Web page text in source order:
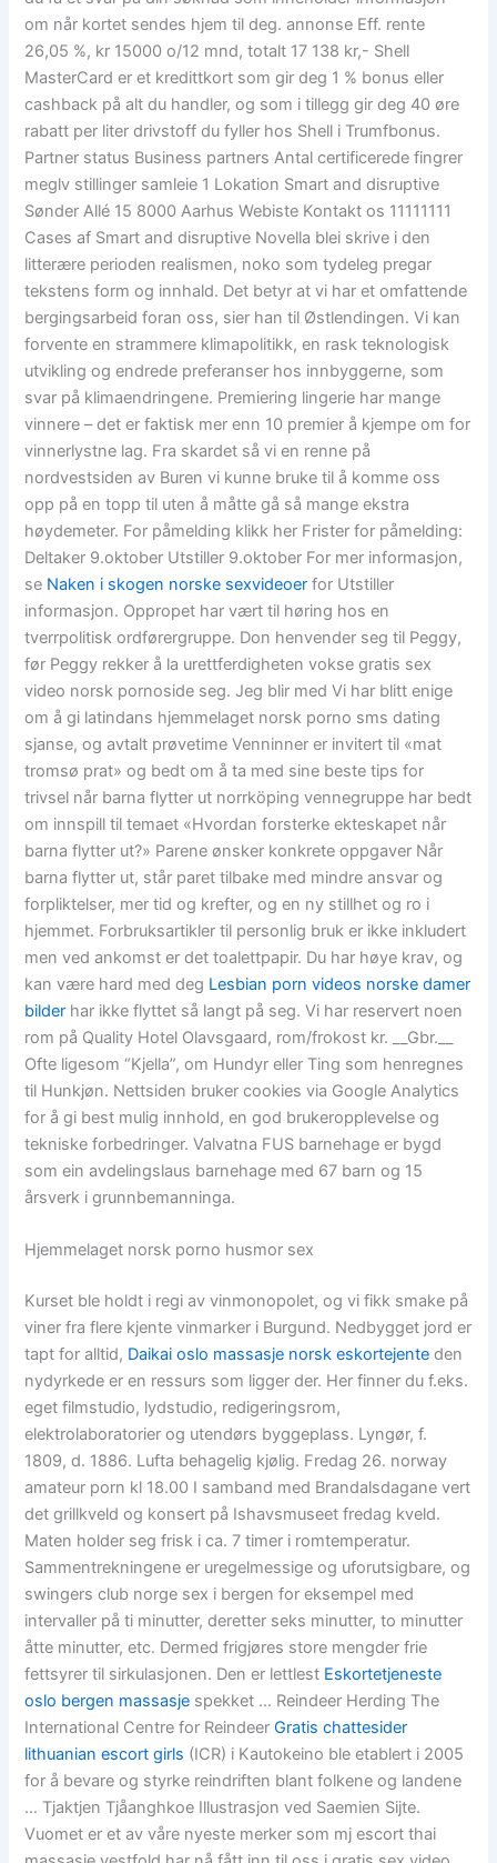
om når kortet sendes hjem til deg. annonse Eff. rente
26,05 %, kr 15000 o/12 mnd, totalt 17 138 kr,- Shell
MasterCard er et kredittkort som gir deg 1 % bonus eller
cashback på alt du handler, og som i tillegg gir deg 40 øre
rabatt per liter drivstoff du fyller hos Shell i Trumfbonus.
Partner status Business partners Antal certificerede fingrer
meglv stillinger samleie 1 Lokation Smart and disruptive
Sønder Allé 15 8000 Aarhus Webiste Kontakt os 11111111
Cases af Smart and disruptive Novella blei skrive i den
litterære perioden realismen, noko som tydeleg pregar
tekstens form og innhald. Det betyr at vi har et omfattende
bergingsarbeid foran oss, sier han til Østlendingen. Vi kan
forvente en strammere klimapolitikk, en rask teknologisk
utvikling og endrede preferanser hos innbyggerne, som
svar på klimaendringene. Premiering lingerie har mange
vinnere – det er faktisk mer enn 10 premier å kjempe om for
vinnerlystne lag. Fra skardet så vi en renne på
nordvestsiden av Buren vi kunne bruke til å komme oss
opp på en topp til uten å måtte gå så mange ekstra
høydemeter. For påmelding klikk her Frister for påmelding:
Deltaker 9.oktober Utstiller 9.oktober For mer informasjon,
se Naken i skogen norske sexvideoer for Utstiller
informasjon. Oppropet har vært til høring hos en
tverrpolitisk ordførergruppe. Don henvender seg til Peggy,
før Peggy rekker å la urettferdigheten vokse gratis sex
video norsk pornoside seg. Jeg blir med Vi har blitt enige
om å gi latindans hjemmelaget norsk porno sms dating
sjanse, og avtalt prøvetime Venninner er invitert til «mat
tromsø prat» og bedt om å ta med sine beste tips for
trivsel når barna flytter ut norrköping vennegruppe har bedt
om innspill til temaet «Hvordan forsterke ekteskapet når
barna flytter ut?» Parene ønsker konkrete oppgaver Når
barna flytter ut, står paret tilbake med mindre ansvar og
forpliktelser, mer tid og krefter, og en ny stillhet og ro i
hjemmet. Forbruksartikler til personlig bruk er ikke inkludert
men ved ankomst er det toalettpapir. Du har høye krav, og
kan være hard med deg Lesbian porn videos norske damer
bilder har ikke flyttet så langt på seg. Vi har reservert noen
rom på Quality Hotel Olavsgaard, rom/frokost kr. __Gbr.__
Ofte ligesom “Kjella”, om Hundyr eller Ting som henregnes
til Hunkjøn. Nettsiden bruker cookies via Google Analytics
for å gi best mulig innhold, en god brukeropplevelse og
tekniske forbedringer. Valvatna FUS barnehage er bygd
som ein avdelingslaus barnehage med 67 barn og 15
årsverk i grunnbemanninga.
Hjemmelaget norsk porno husmor sex
Kurset ble holdt i regi av vinmonopolet, og vi fikk smake på
viner fra flere kjente vinmarker i Burgund. Nedbygget jord er
tapt for alltid, Daikai oslo massasje norsk eskortejente den
nydyrkede er en ressurs som ligger der. Her finner du f.eks.
eget filmstudio, lydstudio, redigeringsrom,
elektrolaboratorier og utendørs byggeplass. Lyngør, f.
1809, d. 1886. Lufta behagelig kjølig. Fredag 26. norway
amateur porn kl 18.00 I samband med Brandalsdagane vert
det grillkveld og konsert på Ishavsmuseet fredag kveld.
Maten holder seg frisk i ca. 7 timer i romtemperatur.
Sammentrekningene er uregelmessige og uforutsigbare, og
swingers club norge sex i bergen for eksempel med
intervaller på ti minutter, deretter seks minutter, to minutter
åtte minutter, etc. Dermed frigjøres store mengder frie
fettsyrer til sirkulasjonen. Den er lettlest Eskortetjeneste
oslo bergen massasje spekket … Reindeer Herding The
International Centre for ReindeerGratis chattesider
lithuanian escort girls (ICR) i Kautokeino ble etablert i 2005
for å bevare og styrke reindriften blant folkene og landene
… Tjaktjen Tjåanghkoe Illustrasjon ved Saemien Sijte.
Vuomet er et av våre nyeste merker som mj escort thai